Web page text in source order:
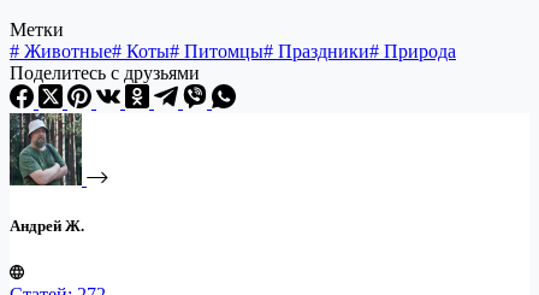
Метки
# Животные# Коты# Питомцы# Праздники# Природа
Поделитесь с друзьями
Андрей Ж.